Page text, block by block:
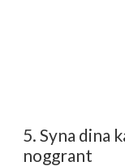
5. Syna dina
noggrant